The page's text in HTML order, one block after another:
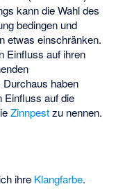
kann die Wahl des
bedingen und
etwas einschränken.
Einfluss auf ihren
Durchaus haben
Einfluss auf die
Zinnpestzu nennen.
ihre Klangfarbe.